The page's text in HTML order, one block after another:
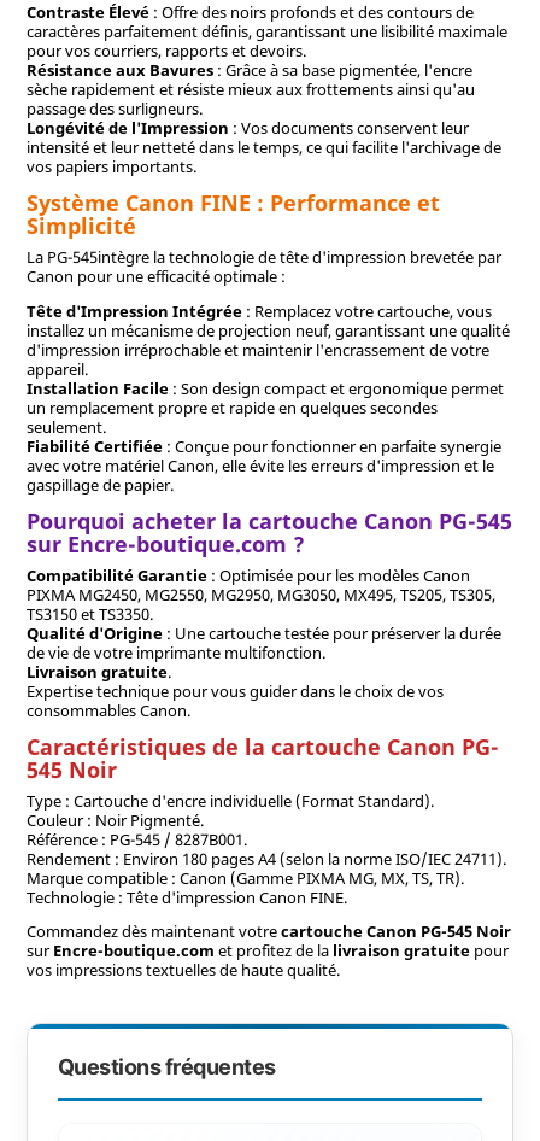
Contraste Élevé: Offre des noirs profonds et des contours de
caractères parfaitement définis, garantissant une lisibilité maximale
pour vos courriers, rapports et devoirs.
Résistance aux Bavures: Grâce à sa base pigmentée, l'encre
sèche rapidement et résiste mieux aux frottements ainsi qu'au
passage des surligneurs.
Longévité de l'Impression : Vos documents conservent leur
intensité et leur netteté dans le temps, ce qui facilite l'archivage de
vos papiers importants.
Système Canon FINE : Performance et
Simplicité
La PG-545intègre la technologie de tête d'impression brevetée par
Canon pour une efficacité optimale :
Tête d'Impression Intégrée: Remplacez votre cartouche, vous
installez un mécanisme de projection neuf, garantissant une qualité
d'impression irréprochable et maintenir l'encrassement de votre
appareil.
Installation Facile: Son design compact et ergonomique permet
un remplacement propre et rapide en quelques secondes
seulement.
Fiabilité Certifiée: Conçue pour fonctionner en parfaite synergie
avec votre matériel Canon, elle évite les erreurs d'impression et le
gaspillage de papier.
Pourquoi acheter la cartouche Canon PG-545
sur Encre-boutique.com ?
Compatibilité Garantie: Optimisée pour les modèles Canon
PIXMA MG2450, MG2550, MG2950, ​​MG3050, MX495, TS205, TS305,
TS3150 et TS3350.
Qualité d'Origine: Une cartouche testée pour préserver la durée
de vie de votre imprimante multifonction.
Livraison gratuite.
Expertise technique pour vous guider dans le choix de vos
consommables Canon.
Caractéristiques de la cartouche Canon PG-
545 Noir
Type : Cartouche d'encre individuelle (Format Standard).
Couleur : Noir Pigmenté.
Référence : PG-545 / 8287B001.
Rendement : Environ 180 pages A4 (selon la norme ISO/IEC 24711).
Marque compatible : Canon (Gamme PIXMA MG, MX, TS, TR).
Technologie : Tête d'impression Canon FINE.
Commandez dès maintenant votrecartouche Canon PG-545 Noir
surEncre-boutique.com et profitez de la livraison gratuitepour
vos impressions textuelles de haute qualité.
Questions fréquentes